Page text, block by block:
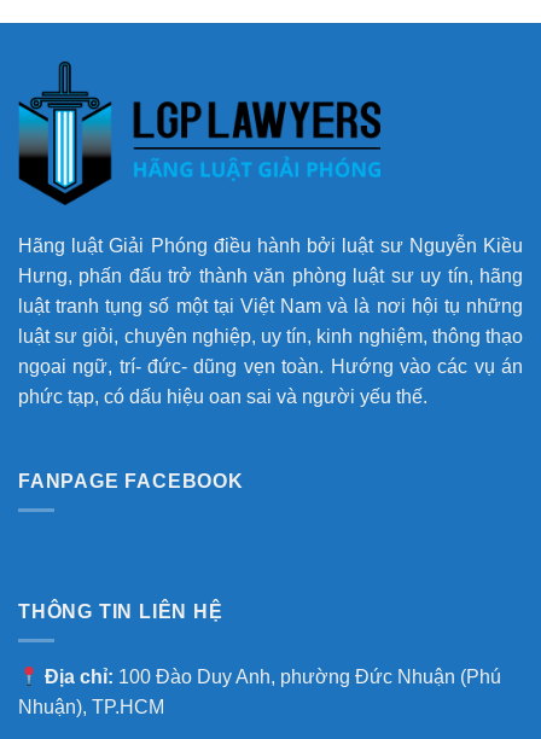
Hãng luật Giải Phóng điều hành bởi luật sư Nguyễn Kiều
Hưng, phấn đấu trở thành văn phòng luật sư uy tín, hãng
luật tranh tụng số một tại Việt Nam và là nơi hội tụ những
luật sư giỏi, chuyên nghiệp, uy tín, kinh nghiệm, thông thạo
ngọai ngữ, trí- đức- dũng vẹn toàn. Hướng vào các vụ án
phức tạp, có dấu hiệu oan sai và người yếu thế.
FANPAGE FACEBOOK
THÔNG TIN LIÊN HỆ
Địa chỉ: 100 Đào Duy Anh, phường Đức Nhuận (Phú
Nhuận), TP.HCM